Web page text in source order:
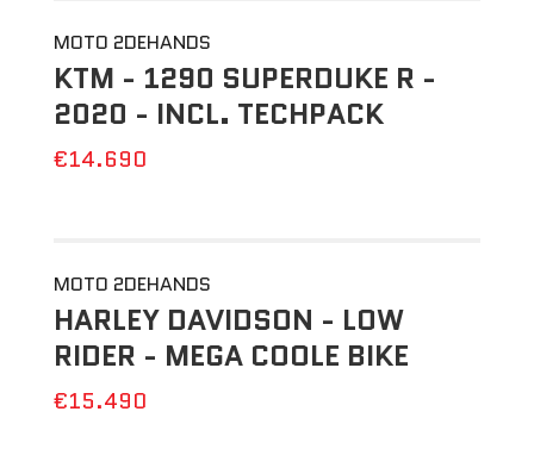
MOTO 2DEHANDS
KTM - 1290 SUPERDUKE R -
2020 - INCL. TECHPACK
€14.690
MOTO 2DEHANDS
HARLEY DAVIDSON - LOW
RIDER - MEGA COOLE BIKE
€15.490